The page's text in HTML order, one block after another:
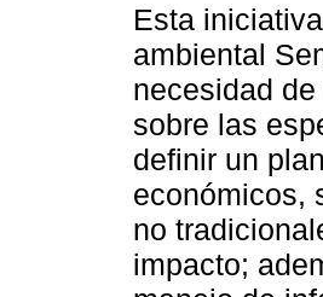
Esta
ambiental
necesidad
sobre las
definir un
económicos,
no
impacto;